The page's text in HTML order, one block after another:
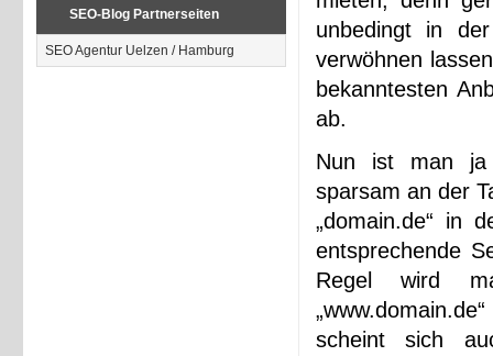
SEO-Blog Partnerseiten
SEO Agentur Uelzen / Hamburg
unbedingt in
verwöhnen
bekanntesten
ab.
Nun ist man ja
sparsam an der
„domain.de“ in
entsprechende
Regel wird
scheint sich